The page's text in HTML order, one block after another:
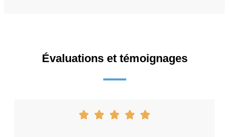
Évaluations et témoignages